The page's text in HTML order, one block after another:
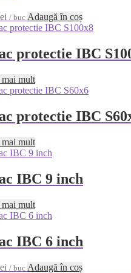
/ buc Adaugă în coș
protectie IBC
mai mult
protectie IBC
mai mult
IBC 9 inch
mai mult
IBC 6 inch
/ buc Adaugă în coș